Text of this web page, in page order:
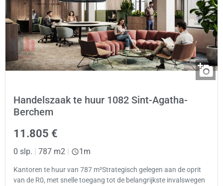
Handelszaak te huur 1082 Sint-Agatha-
Berchem
11.805 €
0 slp. | 787 m2 | 1m
Kantoren te huur van 787 m²Strategisch gelegen aan de oprit
van de R0, met snelle toegang tot de belangrijkste invalswegen